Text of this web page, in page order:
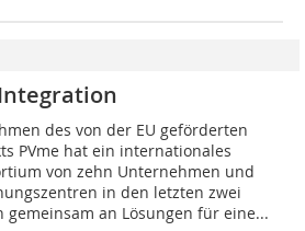
des von der EU geförderten
PVme hat ein internationales
von zehn Unternehmen und
in den letzten zwei
gemeinsam an Lösungen für eine...